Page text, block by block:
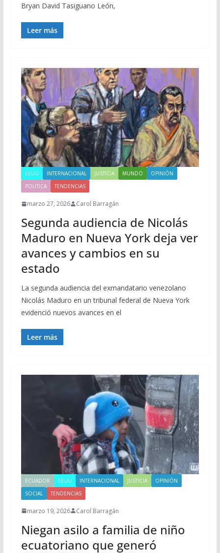
Bryan David Tasiguano León,
Leer más
EEUU INTERNACIONAL JUSTICIA MUNDO
OPINIÓN
POLITICA
TENDENCIAS
marzo 27, 2026 Carol Barragán
Segunda audiencia de Nicolás
Maduro en Nueva York deja ver
avances y cambios en su
estado
La segunda audiencia del exmandatario venezolano
Nicolás Maduro en un tribunal federal de Nueva York
evidenció nuevos avances en el
Leer más
ECUADOR EEUU INTERNACIONAL JUSTICIA
OPINIÓN
SOCIAL
TENDENCIAS
marzo 19, 2026 Carol Barragán
Niegan asilo a familia de niño
ecuatoriano que generó